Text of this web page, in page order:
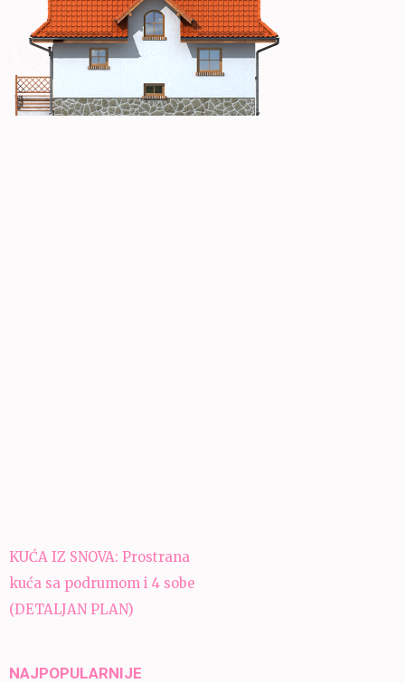
Navigacija
članaka
KUĆA IZ SNOVA: Prostrana
kuća sa podrumom i 4 sobe
(DETALJAN PLAN)
NAJPOPULARNIJE